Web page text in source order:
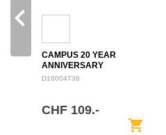
CAMPUS 20 YEAR
ANNIVERSARY
BACKPACK 28L
D10004736
CHF 109.-
shopping_cart
navigate_before